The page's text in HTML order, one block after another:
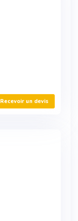
Recevoir un devis